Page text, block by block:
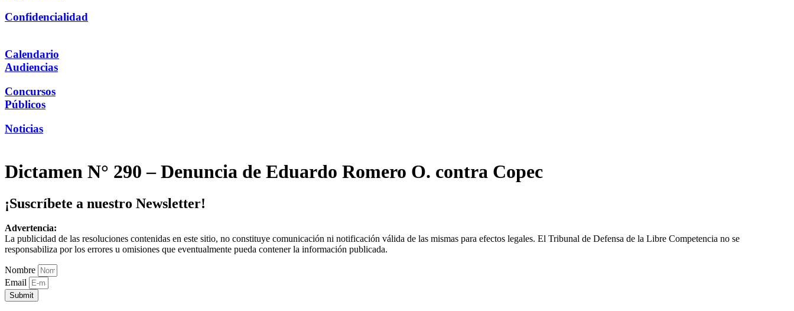
Confidencialidad
Calendario
Audiencias
Concursos
Públicos
Noticias
Dictamen N° 290 – Denuncia de Eduardo Romero O. contra Copec
¡Suscríbete a nuestro Newsletter!
Advertencia:
La publicidad de las resoluciones contenidas en este sitio, no constituye comunicación ni notificación válida de las mismas para efectos legales. El Tribunal de Defensa de la Libre Competencia no se
responsabiliza por los errores u omisiones que eventualmente pueda contener la información publicada.
Nombre
Email
Submit